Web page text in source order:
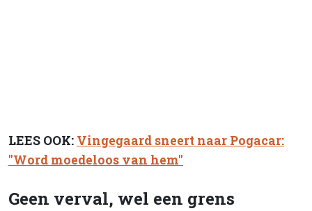
LEES OOK: Vingegaard sneert naar Pogacar:
"Word moedeloos van hem"
Geen verval, wel een grens